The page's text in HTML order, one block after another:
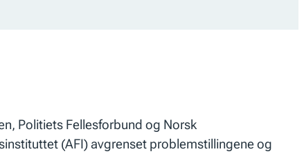
Politiets Fellesforbund og Norsk
(AFI) avgrenset problemstillingene og